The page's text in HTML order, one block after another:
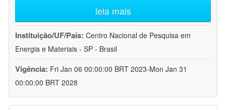
leia mais
Instituição/UF/País: Centro Nacional de Pesquisa em
Energia e Materiais - SP - Brasil
Vigência: Fri Jan 06 00:00:00 BRT 2023-Mon Jan 31
00:00:00 BRT 2028